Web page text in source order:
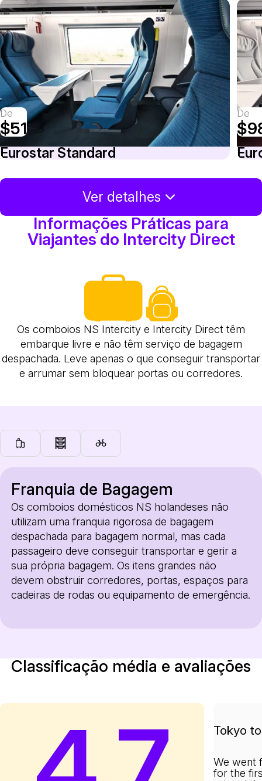
De
$51
Eurostar Standard
De
Ver detalhes
Informações Práticas para
Viajantes do Intercity Direct
Os comboios NS Intercity e Intercity Direct têm
embarque livre e não têm serviço de bagagem
despachada. Leve apenas o que conseguir transportar
e arrumar sem bloquear portas ou corredores.
Franquia de Bagagem
Os comboios domésticos NS holandeses não
utilizam uma franquia rigorosa de bagagem
despachada para bagagem normal, mas cada
passageiro deve conseguir transportar e gerir a
sua própria bagagem. Os itens grandes não
devem obstruir corredores, portas, espaços para
cadeiras de rodas ou equipamento de emergência.
Classificação média e avaliações
Tokyo
We went
for the